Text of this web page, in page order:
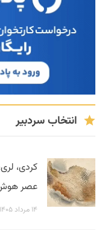
انتخاب سردبیر
کردی،
عصر هوش
۱۴ مرداد ۱۴۰۵